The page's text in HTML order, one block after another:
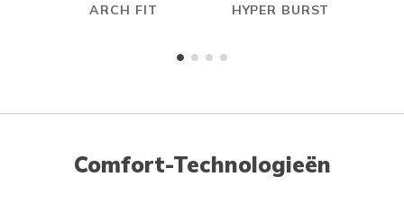
ARCH FIT HYPER BURST
Comfort-Technologieën